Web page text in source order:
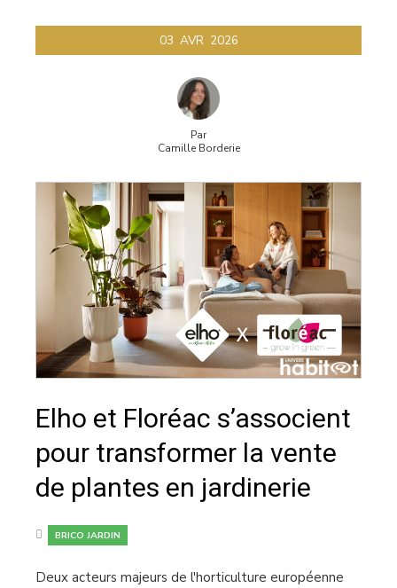
03 AVR 2026
Par
Camille Borderie
Elho et Floréac s’associent
pour transformer la vente
de plantes en jardinerie
BRICO JARDIN
Deux acteurs majeurs de l'horticulture européenne